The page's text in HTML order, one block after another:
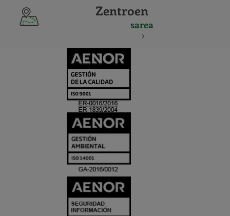
Zentroen
sarea